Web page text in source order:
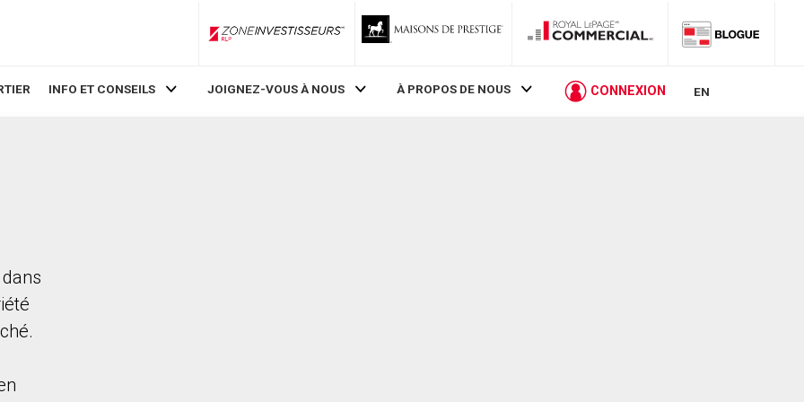
ZoneInvestisseurs RLP
INFO ET CONSEILS JOIGNEZ-VOUS À NOUS À PROPOS DE NOUS CONNEXION EN